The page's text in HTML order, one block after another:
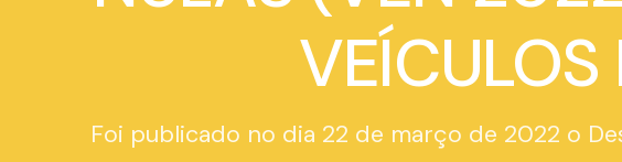
Foi publicado no dia 22 de março de 2022 o